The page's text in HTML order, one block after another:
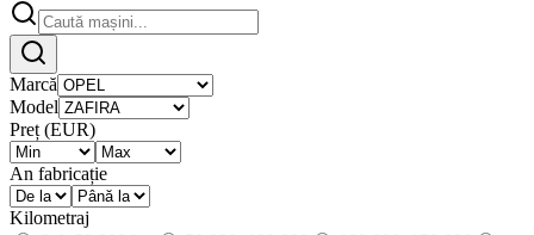
Marcă
Model
Preț (EUR)
An fabricație
Kilometraj